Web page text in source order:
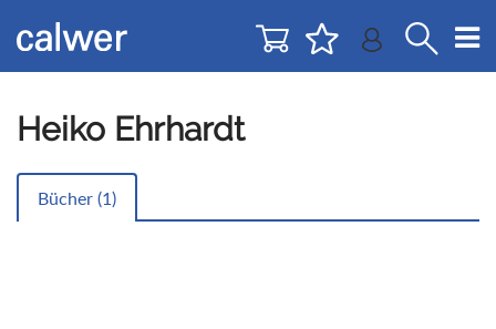
zur
Navigation
zum
Inhalt
Heiko Ehrhardt
Bücher (1)